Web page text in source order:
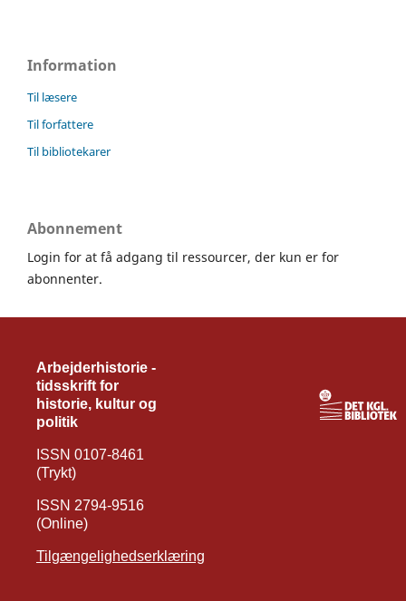
Information
Til læsere
Til forfattere
Til bibliotekarer
Abonnement
Login for at få adgang til ressourcer, der kun er for
abonnenter.
Arbejderhistorie -
tidsskrift for
historie, kultur og
politik
ISSN 0107-8461
(Trykt)
ISSN 2794-9516
(Online)
Tilgængelighedserklæring